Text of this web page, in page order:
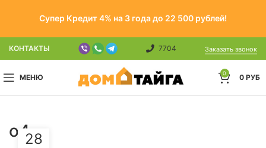
Супер Кредит 4% на 3 года до 22 500 рублей!
КОНТАКТЫ 7704 Заказать звонок
МЕНЮ 0 0 РУБ
o428